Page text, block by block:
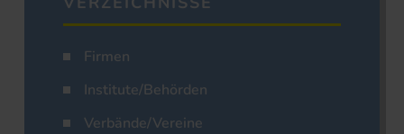
Firmen
Institute/Behörden
Verbände/Vereine